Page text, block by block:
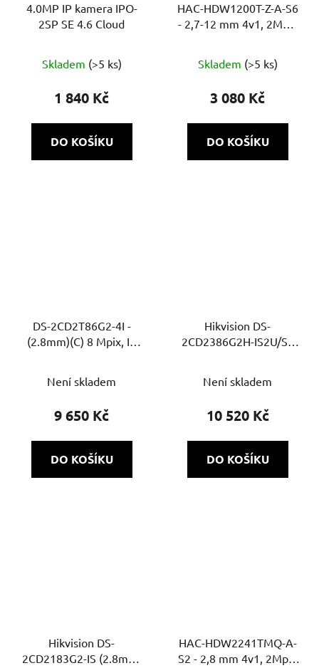
4.0MP IP kamera IPO-
2SP SE 4.6 Cloud
Skladem (>5 ks)
1 840 Kč
DO KOŠÍKU
HAC-HDW1200T-Z-A-S6
- 2,7-12 mm 4v1, 2Mpix
adapt
Skladem (>5 ks)
3 080 Kč
DO KOŠÍKU
DS-2CD2T86G2-4I -
(2.8mm)(C) 8 Mpix, IP
Není skladem
9 650 Kč
DO KOŠÍKU
Hikvision DS-
2CD2386G2H-IS2U/SL
AcuSense, Super
obousměrné audio
Není skladem
10 520 Kč
DO KOŠÍKU
Hikvision DS-
2CD2183G2-IS (2.8mm)
HAC-HDW2241TMQ-A-
S2 - 2,8 mm 4v1, 2Mpix